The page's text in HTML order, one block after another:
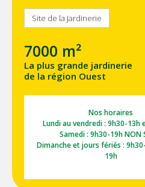
Site de la Jardinerie
7000 m²
La plus grande jardinerie
de la région Ouest
Nos horaires
Lundi au vendredi : 9h30-13h
Samedi : 9h30-19h NON
Dimanche et jours fériés :
19h